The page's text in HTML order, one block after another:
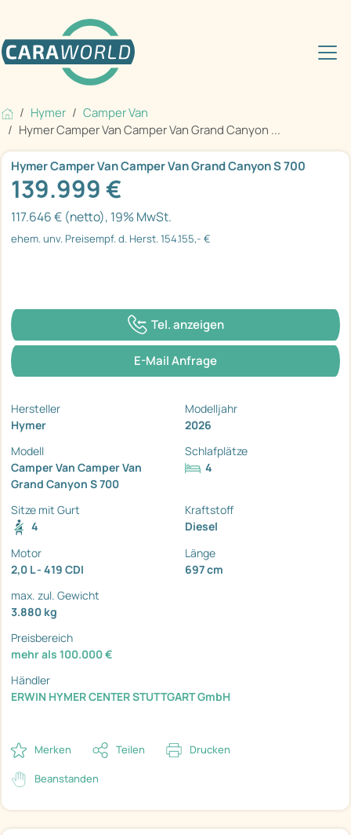
Hymer
Camper Van
Hymer Camper Van Camper Van Grand Canyon ...
Hymer Camper Van Camper Van Grand Canyon S 700
139.999 €
117.646 € (netto), 19% MwSt.
ehem. unv. Preisempf. d. Herst. 154.155,- €
Tel. anzeigen
E-Mail Anfrage
Hersteller
Hymer
Modelljahr
2026
Modell
Camper Van Camper Van
Grand Canyon S 700
Schlafplätze
4
Sitze mit Gurt
4
Kraftstoff
Diesel
Motor
2,0 L - 419 CDI
Länge
697 cm
max. zul. Gewicht
3.880 kg
Preisbereich
mehr als 100.000 €
Händler
ERWIN HYMER CENTER STUTTGART GmbH
Merken Teilen Drucken
Beanstanden